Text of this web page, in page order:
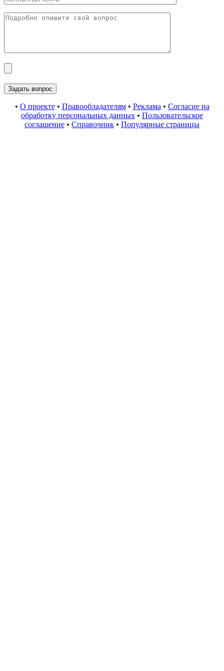
• О проекте• Правообладателям• Реклама• Согласие на
обработку персональных данных • Пользовательское
соглашение • Справочник • Популярные страницы